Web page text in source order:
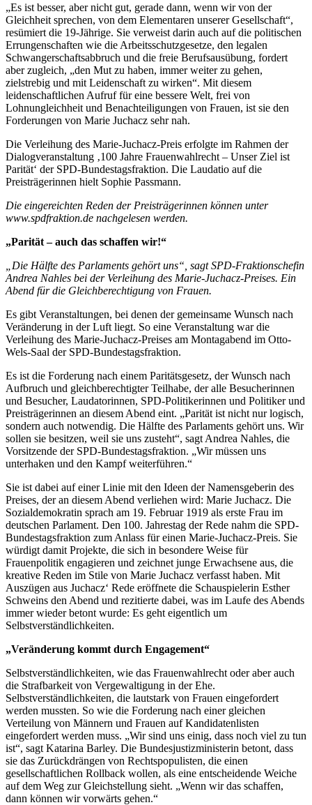
„Es ist besser, aber nicht gut, gerade dann, wenn wir von der
Gleichheit sprechen, von dem Elementaren unserer Gesellschaft“,
resümiert die 19-Jährige. Sie verweist darin auch auf die politischen
Errungenschaften wie die Arbeitsschutzgesetze, den legalen
Schwangerschaftsabbruch und die freie Berufsausübung, fordert
aber zugleich, „den Mut zu haben, immer weiter zu gehen,
zielstrebig und mit Leidenschaft zu wirken“. Mit diesem
leidenschaftlichen Aufruf für eine bessere Welt, frei von
Lohnungleichheit und Benachteiligungen von Frauen, ist sie den
Forderungen von Marie Juchacz sehr nah.
Die Verleihung des Marie-Juchacz-Preis erfolgte im Rahmen der
Dialogveranstaltung ‚100 Jahre Frauenwahlrecht – Unser Ziel ist
Parität‘ der SPD-Bundestagsfraktion. Die Laudatio auf die
Preisträgerinnen hielt Sophie Passmann.
Die eingereichten Reden der Preisträgerinnen können unter
www.spdfraktion.de nachgelesen werden.
„Parität – auch das schaffen wir!“
„Die Hälfte des Parlaments gehört uns“, sagt SPD-Fraktionschefin
Andrea Nahles bei der Verleihung des Marie-Juchacz-Preises. Ein
Abend für die Gleichberechtigung von Frauen.
Es gibt Veranstaltungen, bei denen der gemeinsame Wunsch nach
Veränderung in der Luft liegt. So eine Veranstaltung war die
Verleihung des Marie-Juchacz-Preises am Montagabend im Otto-
Wels-Saal der SPD-Bundestagsfraktion.
Es ist die Forderung nach einem Paritätsgesetz, der Wunsch nach
Aufbruch und gleichberechtigter Teilhabe, der alle Besucherinnen
und Besucher, Laudatorinnen, SPD-Politikerinnen und Politiker und
Preisträgerinnen an diesem Abend eint. „Parität ist nicht nur logisch,
sondern auch notwendig. Die Hälfte des Parlaments gehört uns. Wir
sollen sie besitzen, weil sie uns zusteht“, sagt Andrea Nahles, die
Vorsitzende der SPD-Bundestagsfraktion. „Wir müssen uns
unterhaken und den Kampf weiterführen.“
Sie ist dabei auf einer Linie mit den Ideen der Namensgeberin des
Preises, der an diesem Abend verliehen wird: Marie Juchacz. Die
Sozialdemokratin sprach am 19. Februar 1919 als erste Frau im
deutschen Parlament. Den 100. Jahrestag der Rede nahm die SPD-
Bundestagsfraktion zum Anlass für einen Marie-Juchacz-Preis. Sie
würdigt damit Projekte, die sich in besondere Weise für
Frauenpolitik engagieren und zeichnet junge Erwachsene aus, die
kreative Reden im Stile von Marie Juchacz verfasst haben. Mit
Auszügen aus Juchacz‘ Rede eröffnete die Schauspielerin Esther
Schweins den Abend und rezitierte dabei, was im Laufe des Abends
immer wieder betont wurde: Es geht eigentlich um
Selbstverständlichkeiten.
„Veränderung kommt durch Engagement“
Selbstverständlichkeiten, wie das Frauenwahlrecht oder aber auch
die Strafbarkeit von Vergewaltigung in der Ehe.
Selbstverständlichkeiten, die lautstark von Frauen eingefordert
werden mussten. So wie die Forderung nach einer gleichen
Verteilung von Männern und Frauen auf Kandidatenlisten
eingefordert werden muss. „Wir sind uns einig, dass noch viel zu tun
ist“, sagt Katarina Barley. Die Bundesjustizministerin betont, dass
sie das Zurückdrängen von Rechtspopulisten, die einen
gesellschaftlichen Rollback wollen, als eine entscheidende Weiche
auf dem Weg zur Gleichstellung sieht. „Wenn wir das schaffen,
dann können wir vorwärts gehen.“